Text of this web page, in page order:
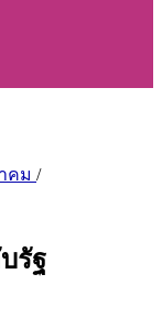
คม /
รัฐ